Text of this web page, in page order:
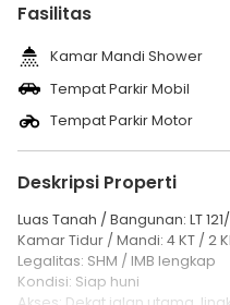
Fasilitas
Kamar Mandi Shower
Tempat Parkir Mobil
Tempat Parkir Motor
Deskripsi Properti
Luas Tanah / Bangunan: LT
Kamar Tidur / Mandi: 4 KT / 2
Legalitas: SHM / IMB lengkap
Kondisi: Siap huni